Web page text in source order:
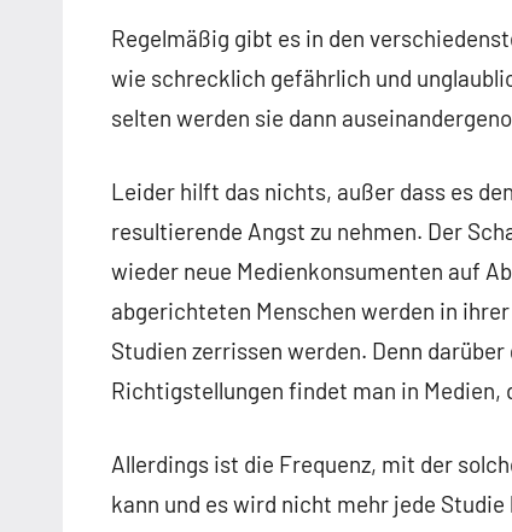
Regelmäßig gibt es in den
wie schrecklich gefährlich und
selten werden sie dann
Leider hilft das nichts, außer dass es
resultierende Angst zu nehmen. Der
wieder neue Medienkonsumenten auf
abgerichteten Menschen werden in
Studien zerrissen werden. Denn
Richtigstellungen findet man in Medien,
Allerdings ist die Frequenz, mit der
kann und es wird nicht mehr jede